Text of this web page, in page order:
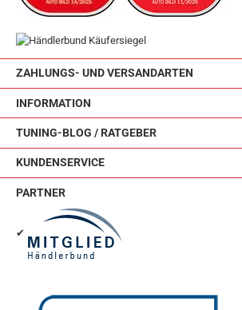
ZAHLUNGS- UND VERSANDARTEN
INFORMATION
TUNING-BLOG / RATGEBER
KUNDENSERVICE
PARTNER
✔